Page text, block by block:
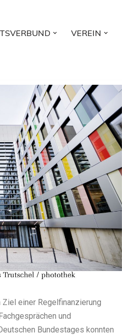
VEREIN
einer Regelfinanzierung
und
Bundestages konnten